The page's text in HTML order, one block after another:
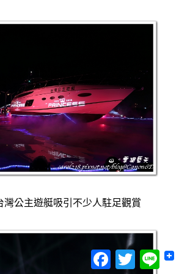
灣公主遊艇吸引不少人駐足觀賞
Facebook
Twitter